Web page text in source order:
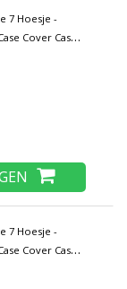
7 Hoesje -
Cover Cas
7 Hoesje -
Cover Cas